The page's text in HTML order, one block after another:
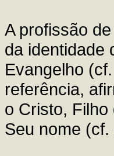
A profissão
da identidade
Evangelho
referência,
o Cristo,
Seu nome (cf.